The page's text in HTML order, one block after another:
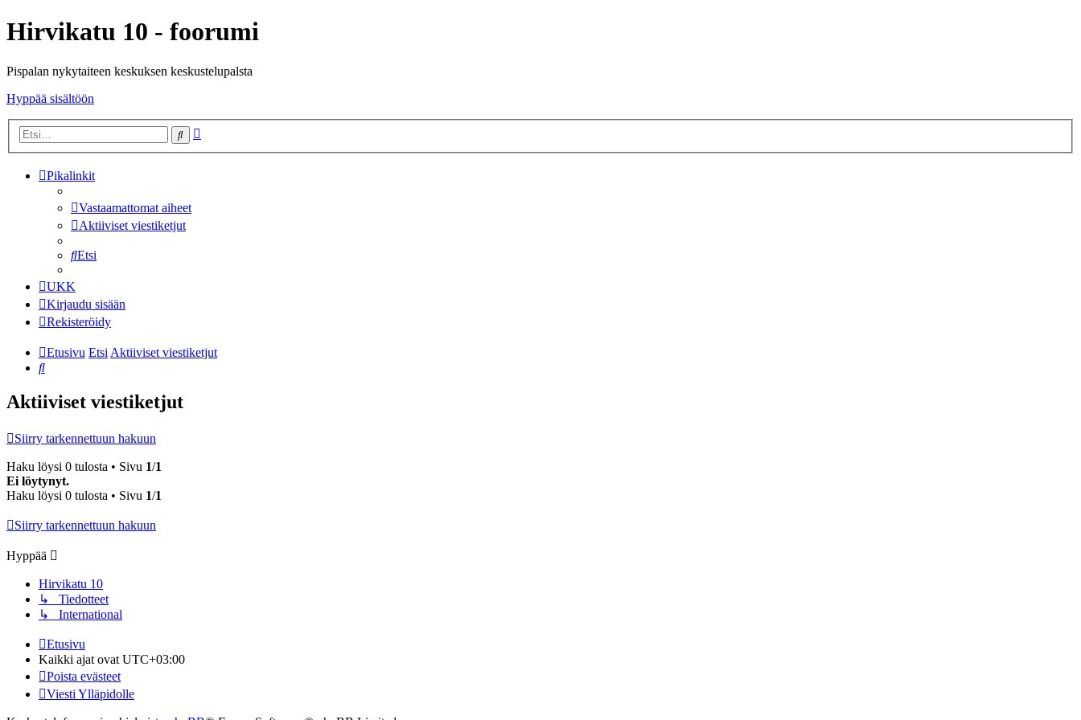
Hirvikatu 10 - foorumi
Pispalan nykytaiteen keskuksen keskustelupalsta
Hyppää sisältöön
Etsi
Pikalinkit
Vastaamattomat aiheet
Aktiiviset viestiketjut
Etsi
UKK
Kirjaudu sisään
Rekisteröidy
Etusivu EtsiAktiiviset viestiketjut
Etsi
Aktiiviset viestiketjut
Siirry tarkennettuun hakuun
Haku löysi 0 tulosta • Sivu 1/1
Ei löytynyt.
Haku löysi 0 tulosta • Sivu 1/1
Siirry tarkennettuun hakuun
Hyppää
Hirvikatu 10
↳ Tiedotteet
↳ International
Etusivu
Kaikki ajat ovat UTC+03:00
Poista evästeet
Viesti Ylläpidolle